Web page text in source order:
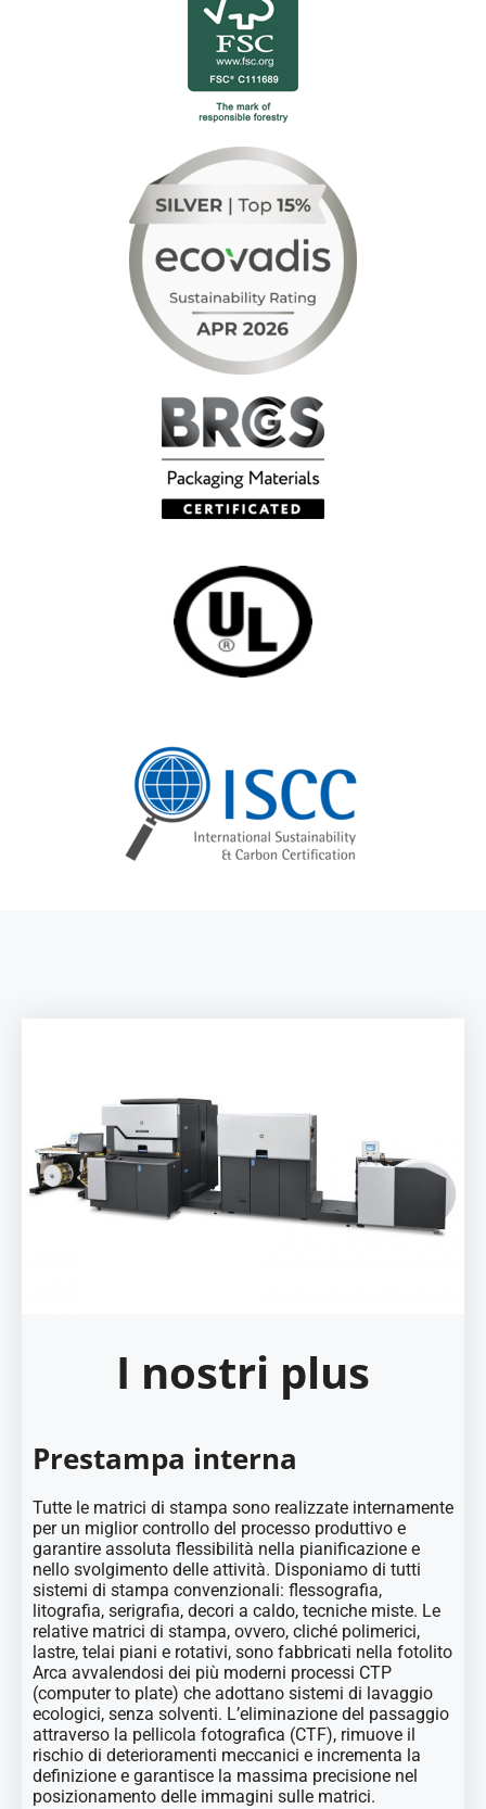
I nostri plus
Prestampa interna
Tutte le matrici di stampa sono realizzate internamente
per un miglior controllo del processo produttivo e
garantire assoluta flessibilità nella pianificazione e
nello svolgimento delle attività. Disponiamo di tutti
sistemi di stampa convenzionali: flessografia,
litografia, serigrafia, decori a caldo, tecniche miste. Le
relative matrici di stampa, ovvero, cliché polimerici,
lastre, telai piani e rotativi, sono fabbricati nella fotolito
Arca avvalendosi dei più moderni processi CTP
(computer to plate) che adottano sistemi di lavaggio
ecologici, senza solventi. L’eliminazione del passaggio
attraverso la pellicola fotografica (CTF), rimuove il
rischio di deterioramenti meccanici e incrementa la
definizione e garantisce la massima precisione nel
posizionamento delle immagini sulle matrici.